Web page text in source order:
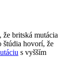
že britská mutácia
štúdia hovorí, že
s vyšším